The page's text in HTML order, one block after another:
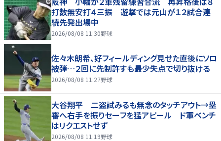
打数無安打４三振 遊撃では元山が１２試合連
続先発出場中
2026/08/08 11:30野球
佐々木朗希、好フィールディング見せた直後にソロ
被弾…２回に先制許すも最少失点で切り抜ける
2026/08/08 11:27野球
大谷翔平 二盗試みるも無念のタッチアウト→塁
審へ右手を振りセーフを猛アピール ド軍ベンチ
はリクエストせず
2026/08/08 11:19野球